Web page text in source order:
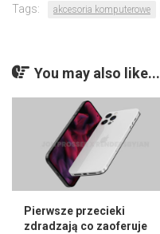
Tags: akcesoria komputerowe
You may also like...
Pierwsze przecieki
zdradzają co zaoferuje